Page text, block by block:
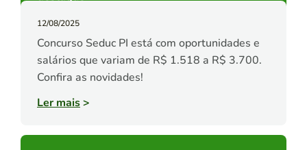
12/08/2025
Concurso Seduc PI está com oportunidades e
salários que variam de R$ 1.518 a R$ 3.700.
Confira as novidades!
Ler mais>